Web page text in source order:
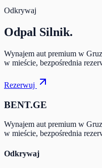
Odkrywaj
Odpal Silnik.
Wynajem aut premium w
w mieście, bezpośrednia
Rezerwuj
BENT.GE
Wynajem aut premium w
w mieście, bezpośrednia
Odkrywaj